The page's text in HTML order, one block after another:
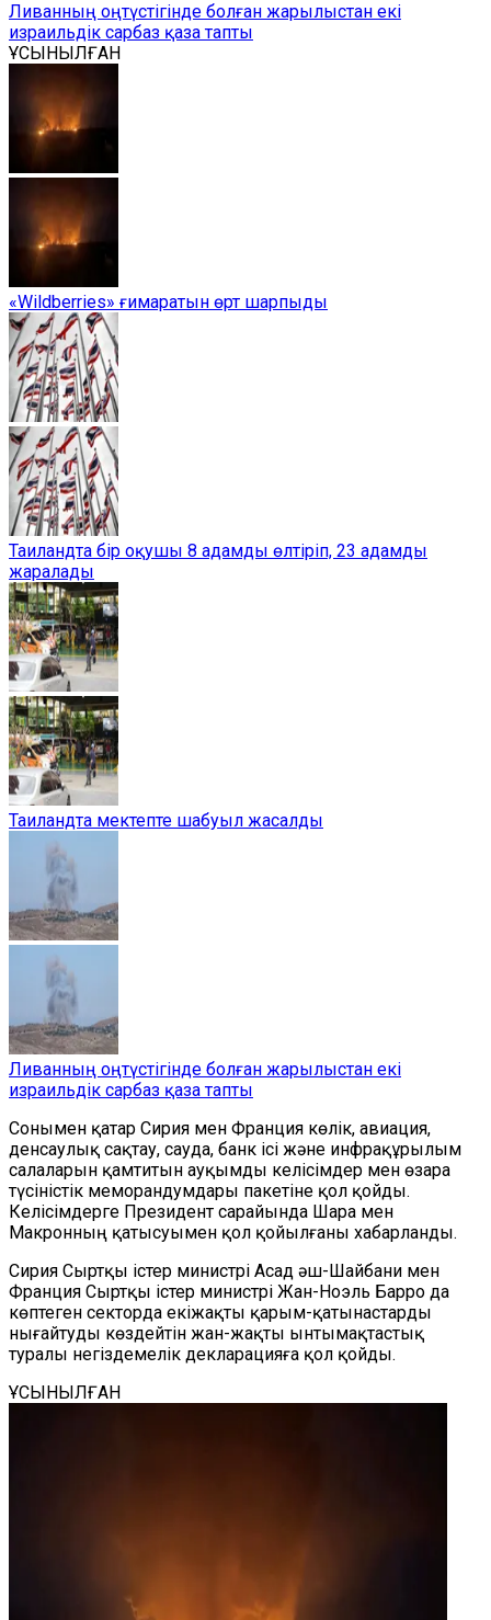
Ливанның оңтүстігінде болған жарылыстан екі
израильдік сарбаз қаза тапты
ҰСЫНЫЛҒАН
«Wildberries» ғимаратын өрт шарпыды
Таиландта бір оқушы 8 адамды өлтіріп, 23 адамды
жаралады
Таиландта мектепте шабуыл жасалды
Ливанның оңтүстігінде болған жарылыстан екі
израильдік сарбаз қаза тапты
Сонымен қатар Сирия мен Франция көлік, авиация,
денсаулық сақтау, сауда, банк ісі және инфрақұрылым
салаларын қамтитын ауқымды келісімдер мен өзара
түсіністік меморандумдары пакетіне қол қойды.
Келісімдерге Президент сарайында Шара мен
Макронның қатысуымен қол қойылғаны хабарланды.
Сирия Сыртқы істер министрі Асад әш-Шайбани мен
Франция Сыртқы істер министрі Жан-Ноэль Барро да
көптеген секторда екіжақты қарым-қатынастарды
нығайтуды көздейтін жан-жақты ынтымақтастық
туралы негіздемелік декларацияға қол қойды.
ҰСЫНЫЛҒАН